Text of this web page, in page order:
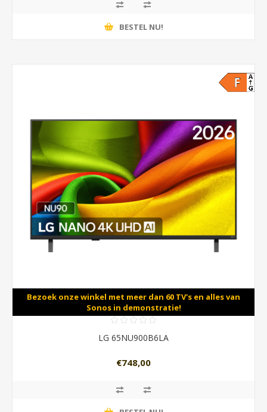
BESTEL NU!
Bezoek onze winkel met meer dan 60 TV's en alles van
Sonos in demonstratie!
LG 65NU900B6LA
€748,00